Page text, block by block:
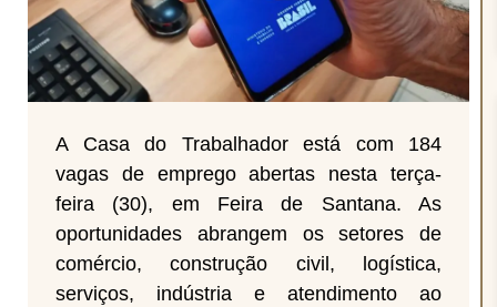
A Casa do Trabalhador está com 184
vagas de emprego abertas nesta terça-
feira (30), em Feira de Santana. As
oportunidades abrangem os setores de
comércio, construção civil, logística,
serviços, indústria e atendimento ao